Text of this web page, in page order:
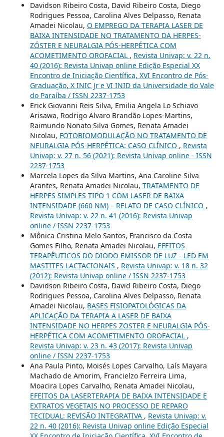
Davidson Ribeiro Costa, David Ribeiro Costa, Diego
Rodrigues Pessoa, Carolina Alves Delpasso, Renata
Amadei Nicolau, O EMPREGO DA TERAPIA LASER DE
BAIXA INTENSIDADE NO TRATAMENTO DA HERPES-
ZÓSTER E NEURALGIA PÓS-HERPÉTICA COM
ACOMETIMENTO OROFACIAL , Revista Univap: v. 22 n.
40 (2016): Revista Univap online Edição Especial XX
Encontro de Iniciação Científica, XVI Encontro de Pós-
Graduação, X INIC Jr e VI INID da Universidade do Vale
do Paraíba / ISSN 2237-1753
Erick Giovanni Reis Silva, Emilia Angela Lo Schiavo
Arisawa, Rodrigo Alvaro Brandão Lopes-Martins,
Raimundo Nonato Silva Gomes, Renata Amadei
Nicolau, FOTOBIOMODULAÇÃO NO TRATAMENTO DE
NEURALGIA PÓS-HERPÉTICA: CASO CLÍNICO , Revista
Univap: v. 27 n. 56 (2021): Revista Univap online - ISSN
2237-1753
Marcela Lopes da Silva Martins, Ana Caroline Silva
Arantes, Renata Amadei Nicolau, TRATAMENTO DE
HERPES SIMPLES TIPO 1 COM LASER DE BAIXA
INTENSIDADE (660 NM) – RELATO DE CASO CLÍNICO ,
Revista Univap: v. 22 n. 41 (2016): Revista Univap
online / ISSN 2237-1753
Mônica Cristina Melo Santos, Francisco da Costa
Gomes Filho, Renata Amadei Nicolau, EFEITOS
TERAPÊUTICOS DO DIODO EMISSOR DE LUZ - LED EM
MASTITES LACTACIONAIS , Revista Univap: v. 18 n. 32
(2012): Revista Univap online / ISSN 2237-1753
Davidson Ribeiro Costa, David Ribeiro Costa, Diego
Rodrigues Pessoa, Carolina Alves Delpasso, Renata
Amadei Nicolau, BASES FISIOPATOLÓGICAS DA
APLICAÇÃO DA TERAPIA A LASER DE BAIXA
INTENSIDADE NO HERPES ZOSTER E NEURALGIA PÓS-
HERPÉTICA COM ACOMETIMENTO OROFACIAL ,
Revista Univap: v. 23 n. 43 (2017): Revista Univap
online / ISSN 2237-1753
Ana Paula Pinto, Moisés Lopes Carvalho, Laís Mayara
Machado de Amorim, Francielzo Ferreira Lima,
Moacira Lopes Carvalho, Renata Amadei Nicolau,
EFEITOS DA LASERTERAPIA DE BAIXA INTENSIDADE E
EXTRATOS VEGETAIS NO PROCESSO DE REPARO
TECIDUAL: REVISÃO INTEGRATIVA , Revista Univap: v.
22 n. 40 (2016): Revista Univap online Edição Especial